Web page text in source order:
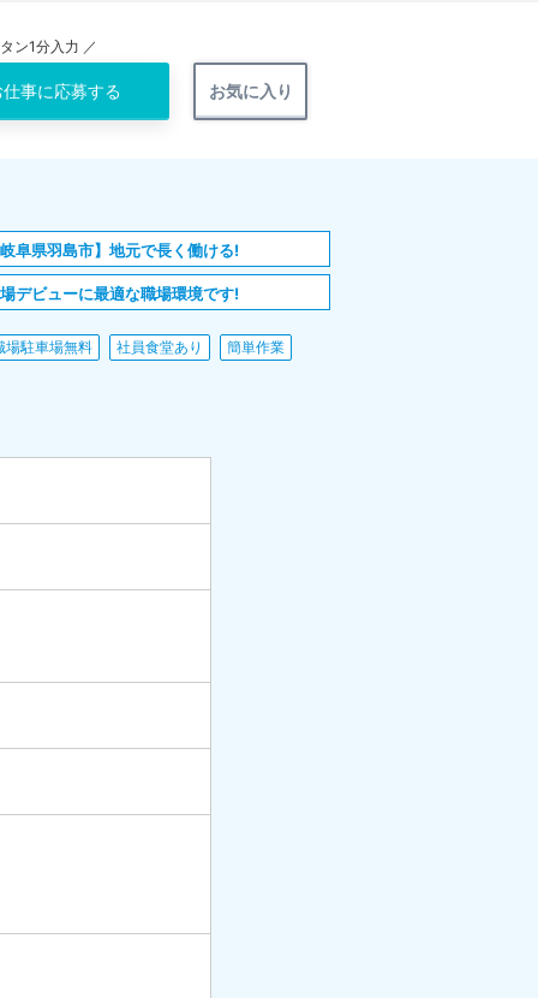
ン1分入力 ／
事に応募する お気に入り
阜県羽島市】地元で長く働ける!
デビューに最適な職場環境です!
場駐車場無料 社員食堂あり 簡単作業